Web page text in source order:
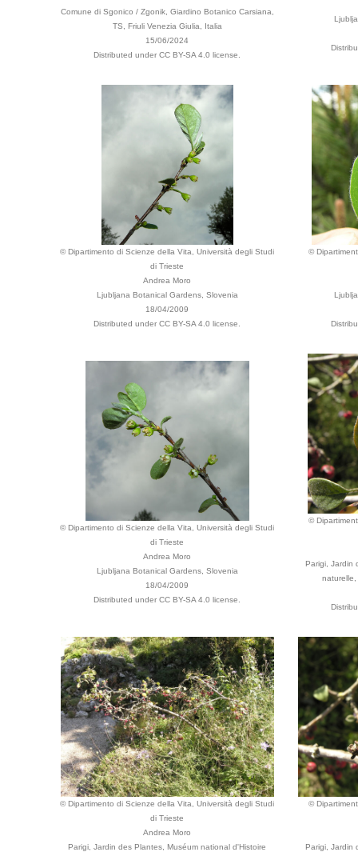
Comune di Sgonico / Zgonik, Giardino Botanico Carsiana,
TS, Friuli Venezia Giulia, Italia
15/06/2024
Distributed under CC BY-SA 4.0 license.
© Dipartimento di Scienze della Vita, Università degli Studi
di Trieste
Andrea Moro
Ljubljana Botanical Gardens, Slovenia
18/04/2009
Distributed under CC BY-SA 4.0 license.
©
© Dipartimento di Scienze della Vita, Università degli Studi
di Trieste
Andrea Moro
Ljubljana Botanical Gardens, Slovenia
18/04/2009
Distributed under CC BY-SA 4.0 license.
©
Parigi, Jardin
© Dipartimento di Scienze della Vita, Università degli Studi
di Trieste
Andrea Moro
Parigi, Jardin des Plantes, Muséum national d'Histoire
©
Parigi, Jardin